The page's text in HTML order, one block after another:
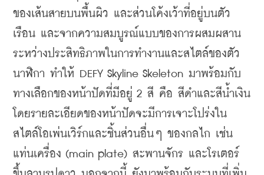
ของเส้นสายบนพื้นผิว และส่วนโค้งเว้าที่อยู่บนตัว
เรือน และจากความสมบูรณ์แบบของการผสมผสาน
ระหว่างประสิทธิภาพในการทำงานและสไตล์ของตัว
นาฬิกา ทำให้ DEFY Skyline Skeleton มาพร้อมกับ
ทางเลือกของหน้าปัดที่มีอยู่ 2 สี คือ สีดำและสีน้ำเงิน
โดยรายละเอียดของหน้าปัดจะมีการเจาะโปร่งใน
สไตล์โอเพ่นเวิร์กและชิ้นส่วนอื่นๆ ของกลไก เช่น
แท่นเครื่อง (main plate) สะพานจักร และโรเตอร์